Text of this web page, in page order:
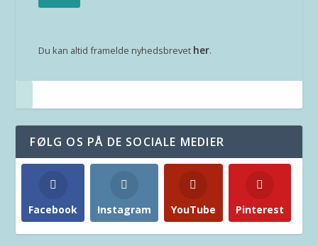
Du kan altid framelde nyhedsbrevet her.
FØLG OS PÅ DE SOCIALE MEDIER
Facebook Instagram YouTube Pinterest